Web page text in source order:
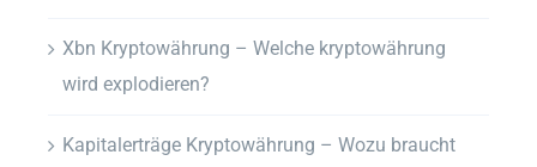
Xbn Kryptowährung – Welche kryptowährung
wird explodieren?
Kapitalerträge Kryptowährung – Wozu braucht